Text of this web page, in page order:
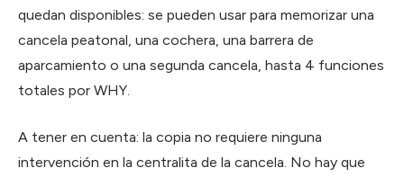
quedan disponibles: se pueden usar para memorizar una
cancela peatonal, una cochera, una barrera de
aparcamiento o una segunda cancela, hasta 4 funciones
totales por WHY.
A tener en cuenta: la copia no requiere ninguna
intervención en la centralita de la cancela. No hay que